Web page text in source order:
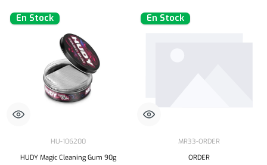
En Stock
HU-106200
HUDY Magic Cleaning Gum 90g
En Stock
MR33-ORDER
ORDER